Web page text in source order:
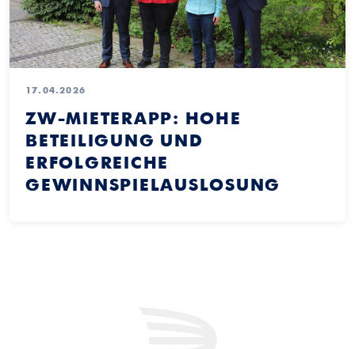
17.04.2026
ZW-MIETERAPP: HOHE
BETEILIGUNG UND
ERFOLGREICHE
GEWINNSPIELAUSLOSUNG